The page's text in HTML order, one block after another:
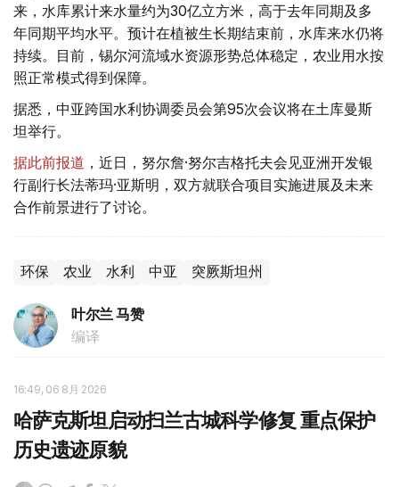
来，水库累计来水量约为30亿立方米，高于去年同期及多
年同期平均水平。预计在植被生长期结束前，水库来水仍将
持续。目前，锡尔河流域水资源形势总体稳定，农业用水按
照正常模式得到保障。
据悉，中亚跨国水利协调委员会第95次会议将在土库曼斯
坦举行。
据此前报道 ，近日，努尔詹·努尔吉格托夫会见亚洲开发银
行副行长法蒂玛·亚斯明，双方就联合项目实施进展及未来
合作前景进行了讨论。
环保 农业 水利 中亚 突厥斯坦州
叶尔兰 马赞
编译
16:49, 06 8月 2026
哈萨克斯坦启动扫兰古城科学修复 重点保护
历史遗迹原貌